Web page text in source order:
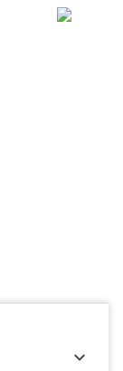
keyboard_arrow_down